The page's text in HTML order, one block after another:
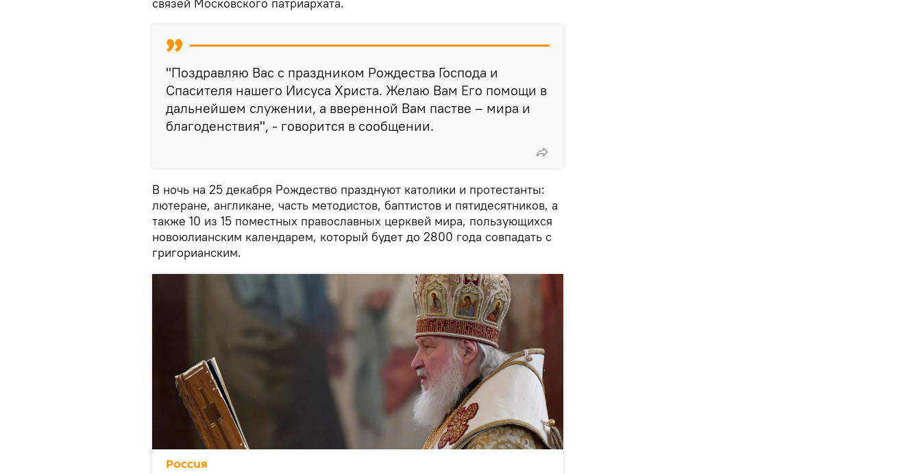
связей Московского патриархата.
"Поздравляю Вас с праздником Рождества Господа и
Спасителя нашего Иисуса Христа. Желаю Вам Его помощи в
дальнейшем служении, а вверенной Вам пастве – мира и
благоденствия", - говорится в сообщении.
В ночь на 25 декабря Рождество празднуют католики и протестанты:
лютеране, англикане, часть методистов, баптистов и пятидесятников, а
также 10 из 15 поместных православных церквей мира, пользующихся
новоюлианским календарем, который будет до 2800 года совпадать с
григорианским.
Россия